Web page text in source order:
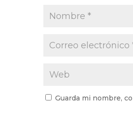
Guarda mi nombre,